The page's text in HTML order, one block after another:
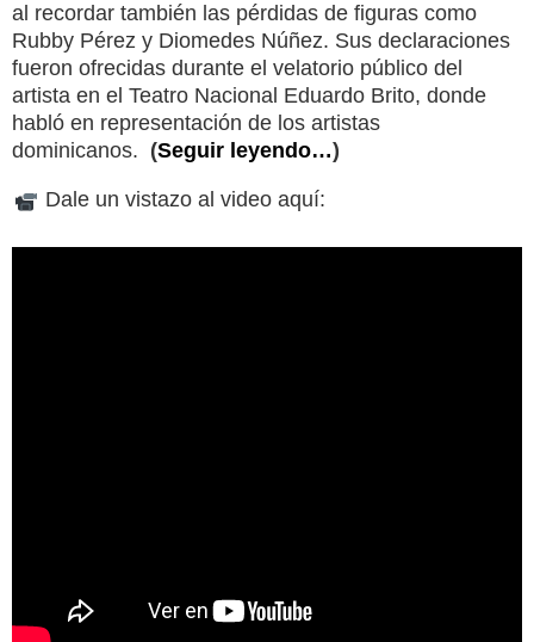
al recordar también las pérdidas de figuras como
Rubby Pérez y Diomedes Núñez. Sus declaraciones
fueron ofrecidas durante el velatorio público del
artista en el Teatro Nacional Eduardo Brito, donde
habló en representación de los artistas
dominicanos. (Seguir leyendo…)
Dale un vistazo al video aquí: